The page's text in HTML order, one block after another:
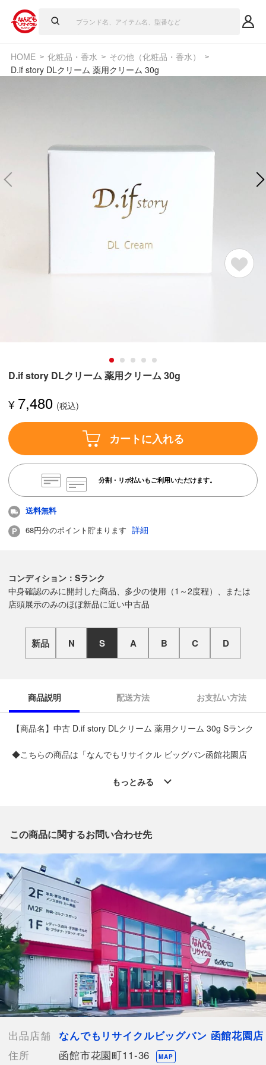
HOME 化粧品・香水
その他（化粧品・香水）
D.if story DLクリーム 薬用クリーム 30g
D.if story DLクリーム 薬用クリーム 30g
¥ 7,480
カートに入れる
分割・リボ払いもご利用いただけます。
送料無料
68円分のポイント貯まります 詳細
コンディション：Sランク
中身確認のみに開封した商品、多少の使用（1～2度程）、または
店頭展示のみのほぼ新品に近い中古品
新品 N S A B C D
商品説明 配送方法 お支払い方法
【商品名】中古 D.if story DLクリーム 薬用クリーム 30g Sランク
◆こちらの商品は「なんでもリサイクル ビッグバン函館花園店
質問欄からの質問回答は致しておりませんので、商品についてご
品商品」と「店舗内商品コード」をお知らせ下さい。
【店舗内商品コード】1016003245392
【メーカー】D.if story
【内容量】30g
【付属品】なし
【ランク】Sランク
中身の確認の為のみに開封した商品、多少の使用（1
～2度程）、または店頭展示のみのほぼ新品に近い中古品
【使用予定配送業者】佐川急便 飛脚宅配便60サイズ
【こちらの商品は在庫連動システムを導入し、店頭や他ネットシ
ョップと併売を行なっておりますが、タイミングによりシステム
の反映が間に合わず欠品となってしまう場合がございます。
売切れの場合は、ご購入をキャンセルさせていただく場合がござ
います。】
もっとみる
この商品に関するお問い合わせ先
出品店舗
なんでもリサイクルビッグバン 函館花園店
住所
函館市花園町11-36 MAP